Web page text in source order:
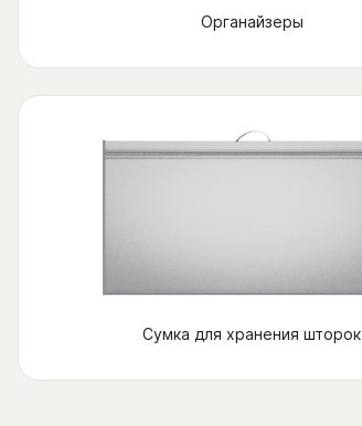
Органайзеры
Сумка для хранения шторок